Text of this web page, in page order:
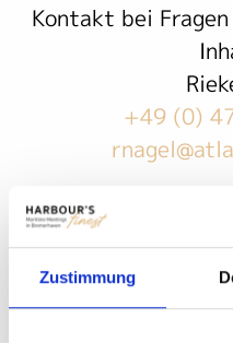
Zustimmung
Kontakt bei
+49 (0)
Alle Angaben
wurden sorgfältig
Hotel Sail City